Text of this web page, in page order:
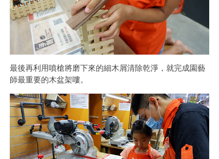
最後再利用噴槍將磨下來的細木屑清除乾淨，就完成園藝
師最重要的木盆架嘍。